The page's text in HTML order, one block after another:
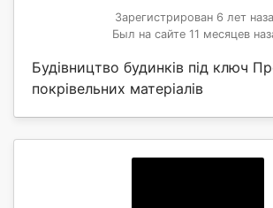
Зарегистрирован 6 лет
Был на сайте 11 месяцев
Будівництво будинків під ключ
покрівельних матеріалів